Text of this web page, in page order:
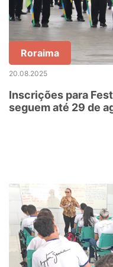
Roraima
20.08.2025
Inscrições para
seguem até 29 de